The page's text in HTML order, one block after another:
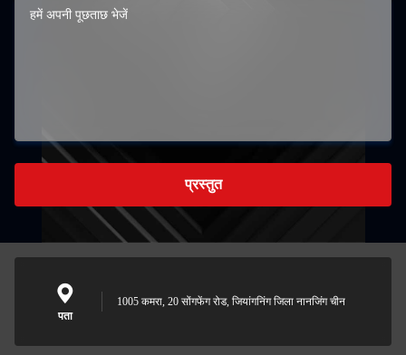
प्रस्तुत
पता
1005 कमरा, 20 सोंगफेंग रोड, जियांगनिंग जिला नानजिंग चीन